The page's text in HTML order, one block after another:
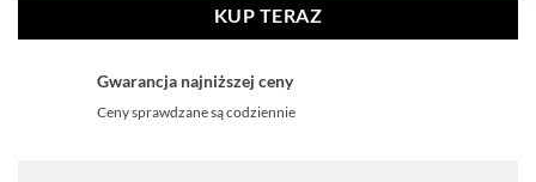
KUP TERAZ
Gwarancja najniższej ceny
Ceny sprawdzane są codziennie